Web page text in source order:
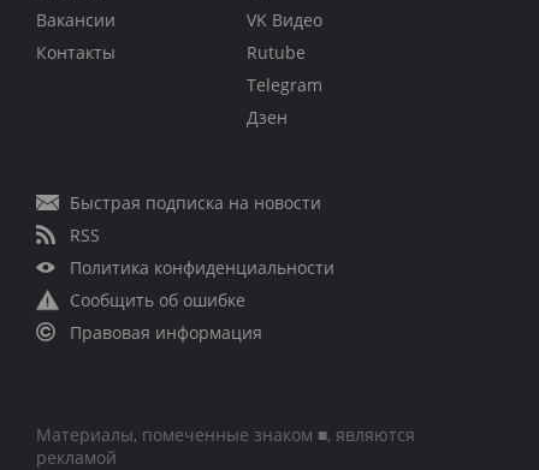
Вакансии
Контакты
VK Видео
Rutube
Telegram
Дзен
Быстрая подписка на новости
RSS
Политика конфиденциальности
Сообщить об ошибке
Правовая информация
Материалы, помеченные знаком ■, являются
рекламой